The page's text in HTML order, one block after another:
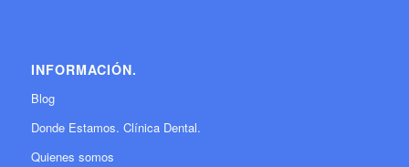
INFORMACIÓN.
Blog
Donde Estamos. Clínica Dental.
Quienes somos